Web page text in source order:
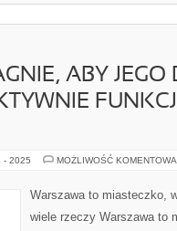
ABY JEGO
- 2025 MOŻLIWOŚĆ
Warszawa to miasteczko,
wiele rzeczy Warszawa to